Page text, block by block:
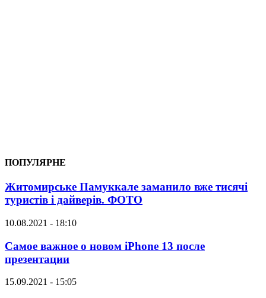
ПОПУЛЯРНЕ
Житомирське Памуккале заманило вже тисячі
туристів і дайверів. ФОТО
10.08.2021 - 18:10
Самое важное о новом iPhone 13 после
презентации
15.09.2021 - 15:05